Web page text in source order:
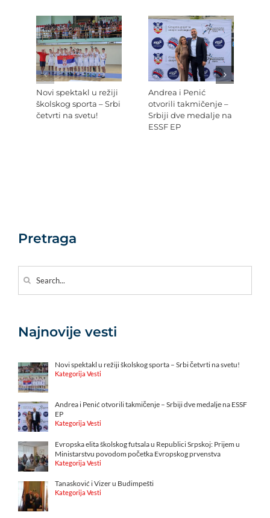
Novi spektakl u režiji
školskog sporta – Srbi
četvrti na svetu!
Andrea i Penić
otvorili takmičenje –
Srbiji dve medalje na
ESSF EP
Pretraga
for:
Najnovije vesti
Novi spektakl u režiji školskog sporta – Srbi četvrti na svetu!
Kategorija Vesti
Andrea i Penić otvorili takmičenje – Srbiji dve medalje na ESSF
EP
Kategorija Vesti
Evropska elita školskog futsala u Republici Srpskoj: Prijem u
Ministarstvu povodom početka Evropskog prvenstva
Kategorija Vesti
Tanasković i Vizer u Budimpešti
Kategorija Vesti